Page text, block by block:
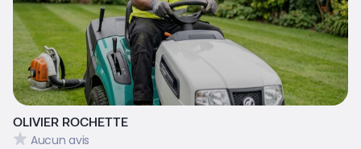
OLIVIER ROCHETTE
Aucun avis